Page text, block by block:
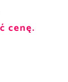
cenę.